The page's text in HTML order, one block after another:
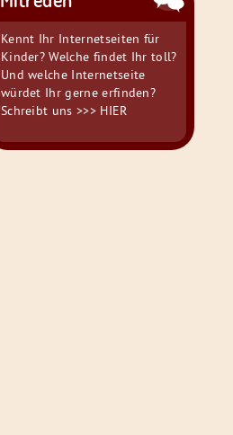
Kennt Ihr Internetseiten für
Kinder? Welche findet Ihr toll?
Und welche Internetseite
würdet Ihr gerne erfinden?
Schreibt uns>>> HIER